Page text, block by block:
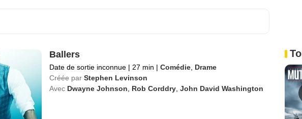
Ballers
Date de sortie inconnue | 27 min | Comédie, Drame
Créée par Stephen Levinson
Avec Dwayne Johnson, Rob Corddry, John David Washington